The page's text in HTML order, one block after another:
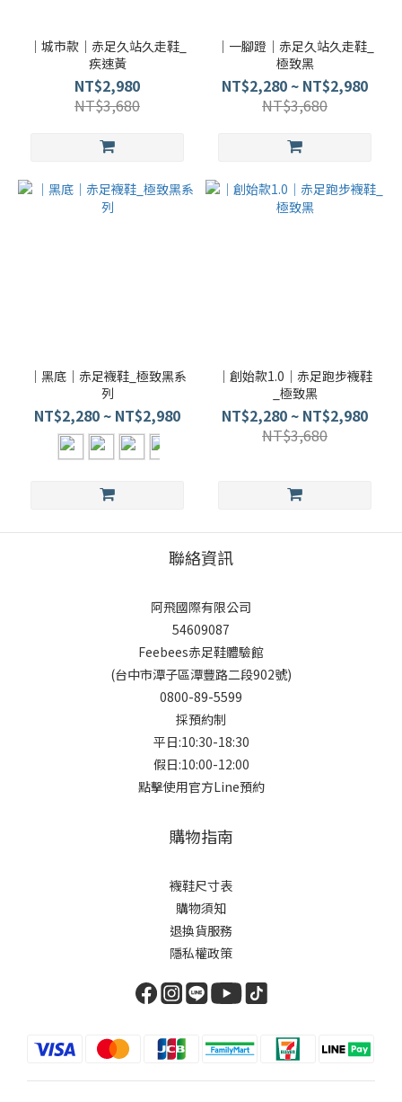
｜城市款｜赤足久站久走鞋_
疾速黃
NT$2,980
NT$3,680
｜一腳蹬｜赤足久站久走鞋_
極致黑
NT$2,280 ~ NT$2,980
NT$3,680
｜黑底｜赤足襪鞋_極致黑系
列
NT$2,280 ~ NT$2,980
｜創始款1.0｜赤足跑步襪鞋
_極致黑
NT$2,280 ~ NT$2,980
NT$3,680
聯絡資訊
阿飛國際有限公司
54609087
Feebees赤足鞋體驗館
(台中市潭子區潭豐路二段902號)
0800-89-5599
採預約制
平日:10:30-18:30
假日:10:00-12:00
點擊使用官方Line預約
購物指南
襪鞋尺寸表
購物須知
退換貨服務
隱私權政策